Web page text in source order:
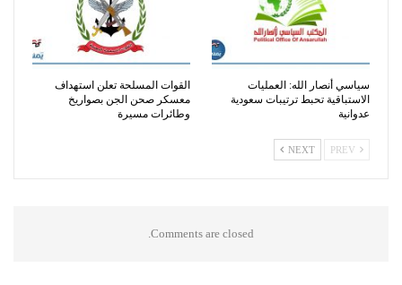
سياسي أنصار الله: العمليات
الاستباقية تحبط ترتيبات سعودية
عدوانية
القوات المسلحة تعلن استهداف
معسكر صحن الجن بصواريخ
وطائرات مسيرة
NEXT
Comments are closed.